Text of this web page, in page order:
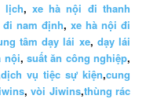
lịch, xe hà nội đi thanh
đi nam định,xe hà nội đi
tâm dạy lái xe, dạy lái
nội,suất ăn công nghiệp,
dịch vụ tiệc sự kiện,cung
, vòi Jiwins,thùng rác